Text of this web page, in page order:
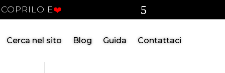
E❤️
Cerca nel sito Blog Guida Contattaci